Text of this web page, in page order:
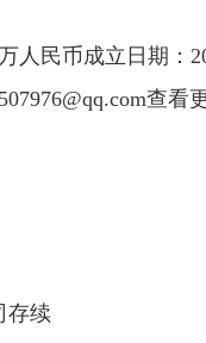
人民币成立日期：
查看
存续